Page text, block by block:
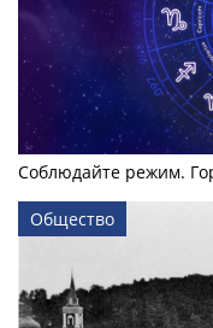
Соблюдайте режим.
Общество